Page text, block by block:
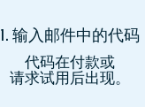
1. 输入邮件中的代码
代码在付款或
请求试用后出现。